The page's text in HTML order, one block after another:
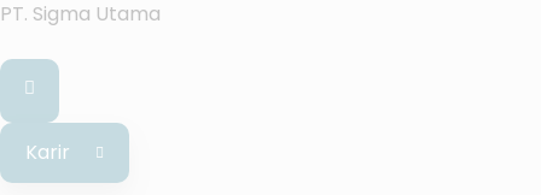
PT. Sigma Utama
Karir